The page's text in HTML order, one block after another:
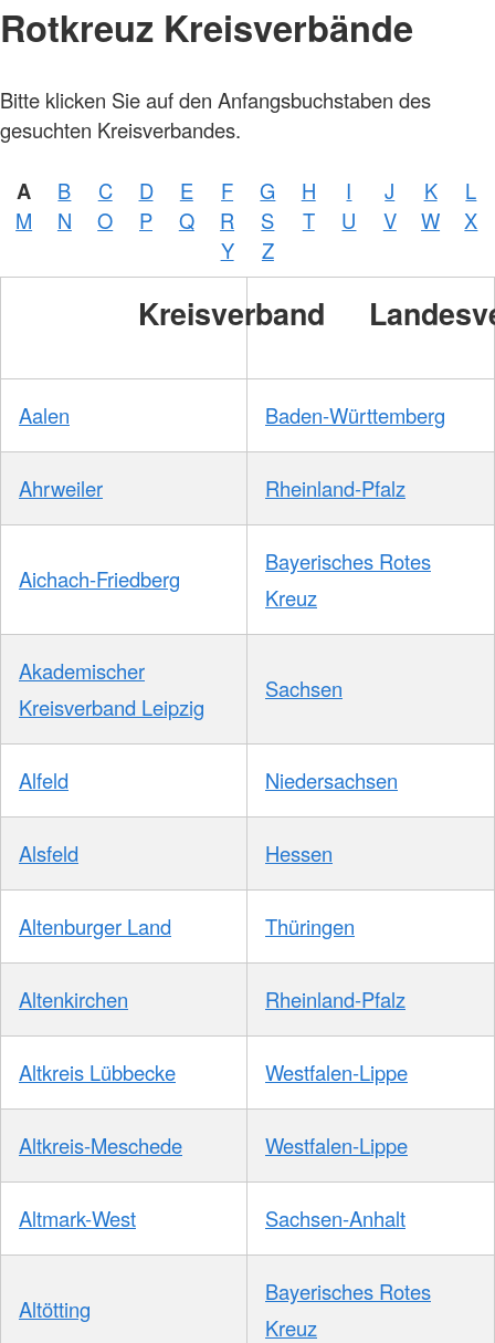
Rotkreuz Kreisverbände
Bitte klicken Sie auf den Anfangsbuchstaben des
gesuchten Kreisverbandes.
A B C D E F G H I J K
L
M
N O P Q R S T U V W
X
Y
Z
Kreisverband
Aalen Baden-Württemberg
Ahrweiler Rheinland-Pfalz
Aichach-Friedberg
Bayerisches Rotes
Kreuz
Akademischer
Kreisverband Leipzig
Sachsen
Alfeld Niedersachsen
Alsfeld Hessen
Altenburger Land Thüringen
Altenkirchen Rheinland-Pfalz
Altkreis Lübbecke Westfalen-Lippe
Altkreis-Meschede Westfalen-Lippe
Altmark-West Sachsen-Anhalt
Altötting
Bayerisches Rotes
Kreuz